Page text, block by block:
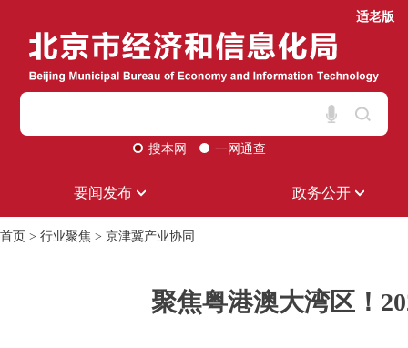
适老版
搜本网 一网通查
要闻发布 政务公开
首页 > 行业聚焦 > 京津冀产业协同
聚焦粤港澳大湾区！